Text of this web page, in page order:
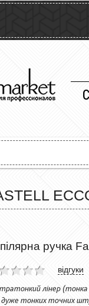
ручка
відгуки
лінер (тонка
тонких точних